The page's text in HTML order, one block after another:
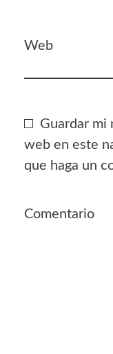
Web
Guardar mi
web en este
que haga un
Comentario